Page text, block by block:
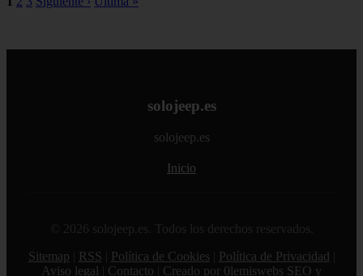
solojeep.es
solojeep.es
Inicio
© 2026 solojeep.es. Todos los derechos reservados.
Sitemap
RSS Política de Cookies Política de Privacidad
Aviso legal
Contacto Creado por 0lemiswebs SEO y